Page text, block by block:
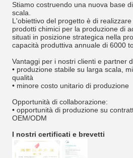
Stiamo costruendo una nuova base
scala.
L'obiettivo del progetto è di
prodotti chimici per la produzione di
situati in posizione strategica nella
capacità produttiva annuale di 6000
Vantaggi per i nostri clienti e partner
• produzione stabile su larga scala,
qualità
• minore costo unitario di produzione
Opportunità di collaborazione:
• opportunità di produzione su
OEM/ODM
I nostri certificati e brevetti